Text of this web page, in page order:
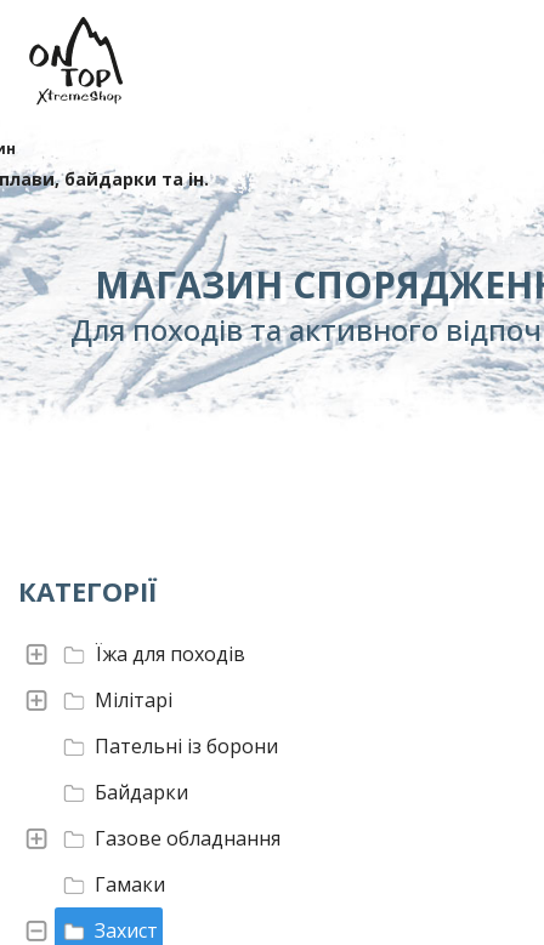
байдарки та ін.
МАГАЗИН
Для походів та активного
КАТЕГОРІЇ
Захист
Гамаки
Газове обладнання
Байдарки
Пательні із борони
Мілітарі
Їжа для походів